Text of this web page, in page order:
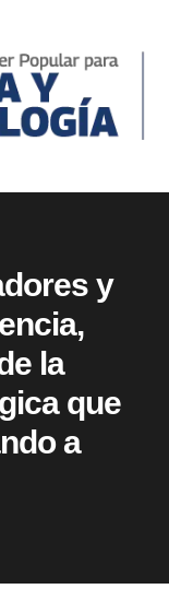
y
la
que
a